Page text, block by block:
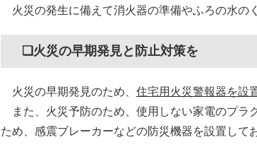
火災の発生に備えて消火器の準備やふろの水の
❏火災の早期発見と防止対策を
火災の早期発見のため、 住宅用火災警報器を設
また、火災予防のため、使用しない家電のプラ
ため、感震ブレーカーなどの防災機器を設置して